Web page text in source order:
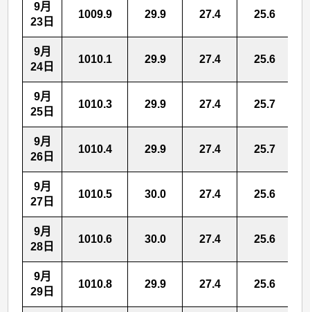
9月
23日
1009.9 29.9 27.4 25.6
9月
24日
1010.1 29.9 27.4 25.6
9月
25日
1010.3 29.9 27.4 25.7
9月
26日
1010.4 29.9 27.4 25.7
9月
27日
1010.5 30.0 27.4 25.6
9月
28日
1010.6 30.0 27.4 25.6
9月
29日
1010.8 29.9 27.4 25.6